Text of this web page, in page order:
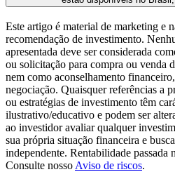
Este artigo é material de marketing e
recomendação de investimento.
apresentada deve ser considerada
ou solicitação para compra ou venda
nem como aconselhamento
negociação. Quaisquer referências a
ou estratégias de investimento têm
ilustrativo/educativo e podem ser
ao investidor avaliar qualquer
sua própria situação financeira e
independente. Rentabilidade passada
Consulte nosso Aviso de riscos.